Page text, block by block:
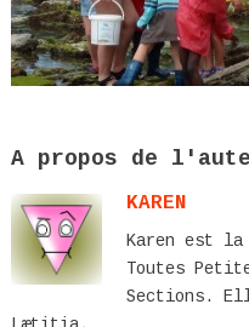
A propos de
KAREN
Karen est
Toutes
Sections.